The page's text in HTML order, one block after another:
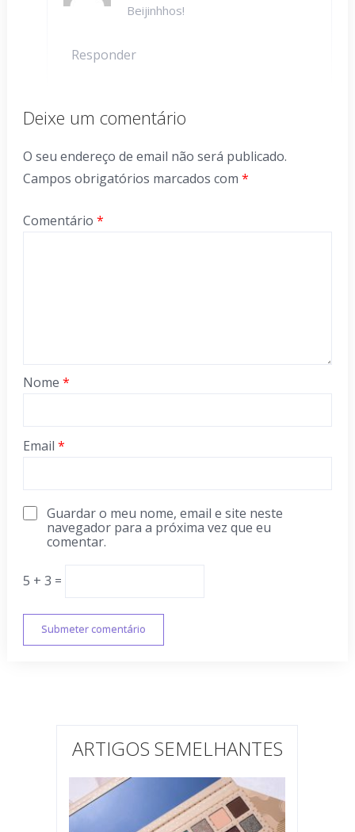
Beijinhhos!
Responder
Deixe um comentário
O seu endereço de email não será publicado.
Campos obrigatórios marcados com *
Comentário *
Nome *
Email *
Guardar o meu nome, email e site neste
navegador para a próxima vez que eu
comentar.
5 + 3 =
ARTIGOS SEMELHANTES